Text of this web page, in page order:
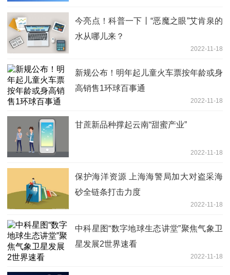
今亮点！科普一下丨“恶魔之眼”艾肯泉的
水从哪儿来？
2022-11-18
新规公布！明年起儿童火车票按年龄或身
高销售1环球百事通
2022-11-18
甘蔗新品种撑起云南“甜蜜产业”
2022-11-18
保护海洋资源 上海海警局加大对盗采海
砂全链条打击力度
2022-11-18
中科星图“数字地球生态讲堂”聚焦气象卫
星发展2世界速看
2022-11-18